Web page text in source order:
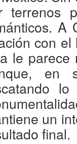
terrenos
A
con el
le parece
en
un
final.